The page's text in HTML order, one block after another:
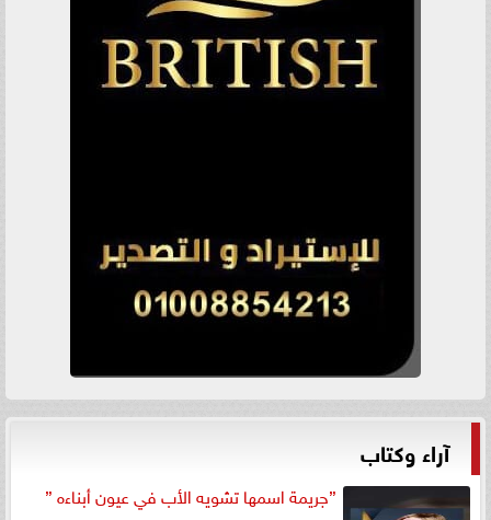
آراء وكتاب
”جريمة اسمها تشويه الأب في عيون أبناءه ”